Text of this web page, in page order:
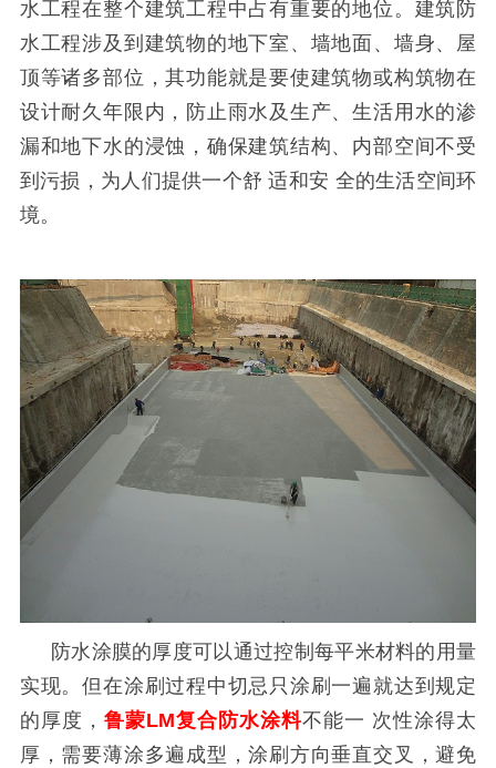
水工程在整个建筑工程中占有重要的地位。建筑防
水工程涉及到建筑物的地下室、墙地面、墙身、屋
顶等诸多部位，其功能就是要使建筑物或构筑物在
设计耐久年限内，防止雨水及生产、生活用水的渗
漏和地下水的浸蚀，确保建筑结构、内部空间不受
到污损，为人们提供一个舒 适和安 全的生活空间环
境。
防水涂膜的厚度可以通过控制每平米材料的用量
实现。但在涂刷过程中切忌只涂刷一遍就达到规定
的厚度， 鲁蒙LM复合防水涂料不能一 次性涂得太
厚，需要薄涂多遍成型，涂刷方向垂直交叉，避免